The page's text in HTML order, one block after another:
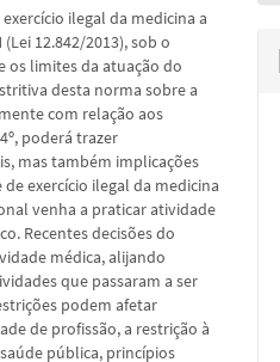
ilegal da medicina a
12.842/2013), sob o
os limites da atuação do
desta norma sobre a
com relação aos
poderá trazer
mas também implicações
exercício ilegal da medicina
venha a praticar atividade
Recentes decisões do
médica, alijando
que passaram a ser
podem afetar
de profissão, a restrição à
pública, princípios